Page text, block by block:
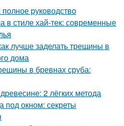
полное руководство
в стиле хай-тек: современные
лучше заделать трещины в
дома
в бревнах сруба:
2 лёгких метода
под окном: секреты